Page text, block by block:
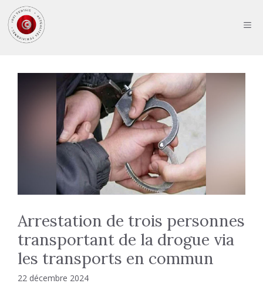
au
contenu
Arrestation de trois personnes
transportant de la drogue via
les transports en commun
22 décembre 2024